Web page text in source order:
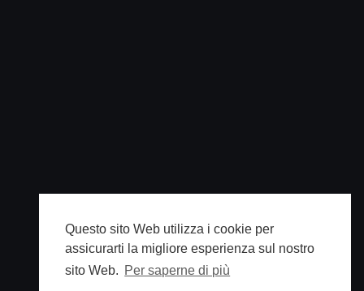
Questo sito Web utilizza i cookie per
assicurarti la migliore esperienza sul nostro
sito Web. Per saperne di più